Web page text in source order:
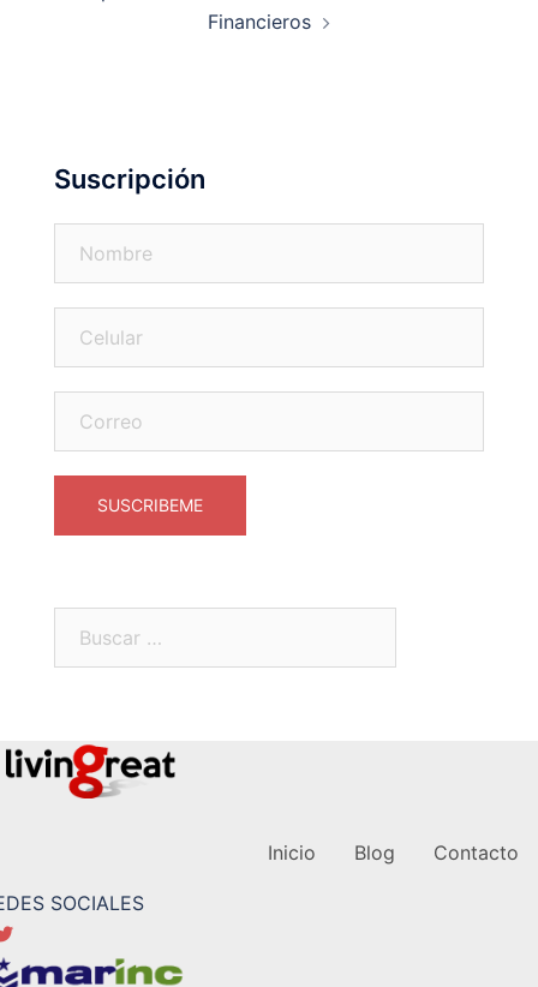
Financieros
Suscripción
Inicio Blog Contacto
SOCIALES